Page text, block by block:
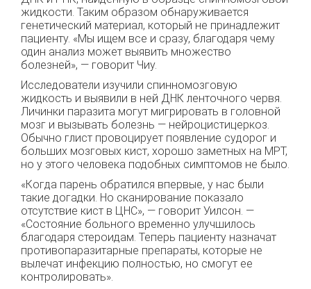
жидкости. Таким образом обнаруживается
генетический материал, который не принадлежит
пациенту. «Мы ищем все и сразу, благодаря чему
один анализ может выявить множество
болезней», — говорит Чиу.
Исследователи изучили спинномозговую
жидкость и выявили в ней ДНК ленточного червя.
Личинки паразита могут мигрировать в головной
мозг и вызывать болезнь — нейроцистицеркоз.
Обычно глист провоцирует появление судорог и
больших мозговых кист, хорошо заметных на МРТ,
но у этого человека подобных симптомов не было.
«Когда парень обратился впервые, у нас были
такие догадки. Но сканирование показало
отсутствие кист в ЦНС», — говорит Уилсон. —
«Состояние больного временно улучшилось
благодаря стероидам. Теперь пациенту назначат
противопаразитарные препараты, которые не
вылечат инфекцию полностью, но смогут ее
контролировать».